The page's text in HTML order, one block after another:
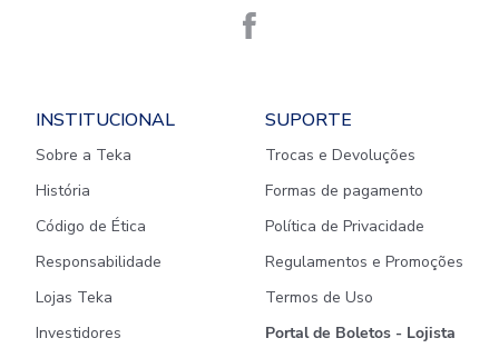
INSTITUCIONAL
Sobre a Teka
História
Código de Ética
Responsabilidade
Lojas Teka
Investidores
SUPORTE
Trocas e Devoluções
Formas de pagamento
Política de Privacidade
Regulamentos e Promoções
Termos de Uso
Portal de Boletos - Lojista